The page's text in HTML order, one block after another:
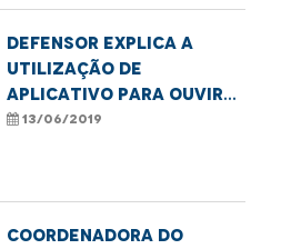
Defensor explica a
utilização de
aplicativo para ouvir
pessoas com
13/06/2019
Coordenadora do